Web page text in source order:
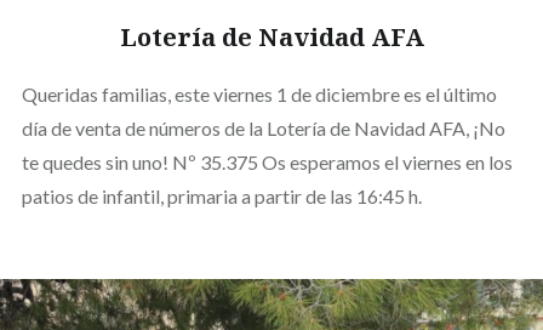
Lotería de Navidad AFA
Queridas familias, este viernes 1 de diciembre es el último
día de venta de números de la Lotería de Navidad AFA, ¡No
te quedes sin uno! Nº 35.375 Os esperamos el viernes en los
patios de infantil, primaria a partir de las 16:45 h.